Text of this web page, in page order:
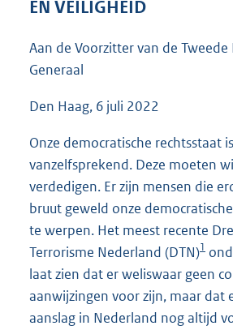
7
EN VEILIGHEID
Aan de Voorzitter van de
Generaal
Den Haag, 6 juli 2022
Onze democratische rechtsstaat
vanzelfsprekend. Deze moeten
verdedigen. Er zijn mensen die
bruut geweld onze
te werpen. Het meest recente
Terrorisme Nederland (DTN)1
laat zien dat er weliswaar geen
aanwijzingen voor zijn, maar dat
aanslag in Nederland nog altijd